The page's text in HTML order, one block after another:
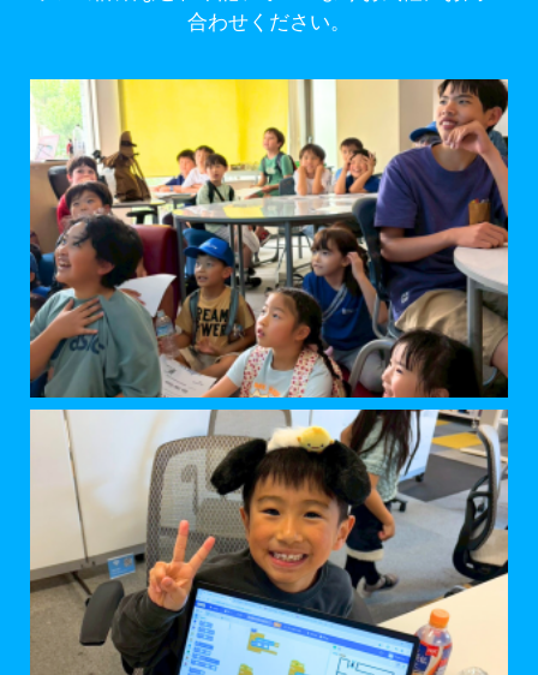
合わせください。